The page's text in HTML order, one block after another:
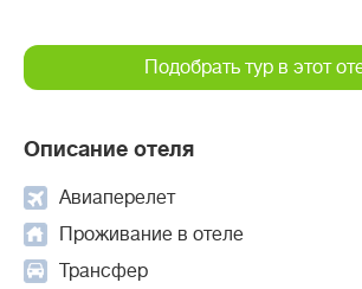
Описание отеля
Авиаперелет
Проживание в отеле
Трансфер
Подобрать тур в этот